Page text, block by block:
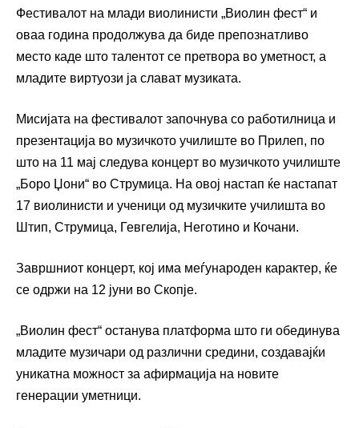
Фестивалот на млади виолинисти „Виолин фест“ и
оваа година продолжува да биде препознатливо
место каде што талентот се претвора во уметност, а
младите виртуози ја слават музиката.
Мисијата на фестивалот започнува со работилница и
презентација во музичкото училиште во Прилеп, по
што на 11 мај следува концерт во музичкото училиште
„Боро Џони“ во Струмица. На овој настап ќе настапат
17 виолинисти и ученици од музичките училишта во
Штип, Струмица, Гевгелија, Неготино и Кочани.
Завршниот концерт, кој има меѓународен карактер, ќе
се одржи на 12 јуни во Скопје.
„Виолин фест“ останува платформа што ги обединува
младите музичари од различни средини, создавајќи
уникатна можност за афирмација на новите
генерации уметници.